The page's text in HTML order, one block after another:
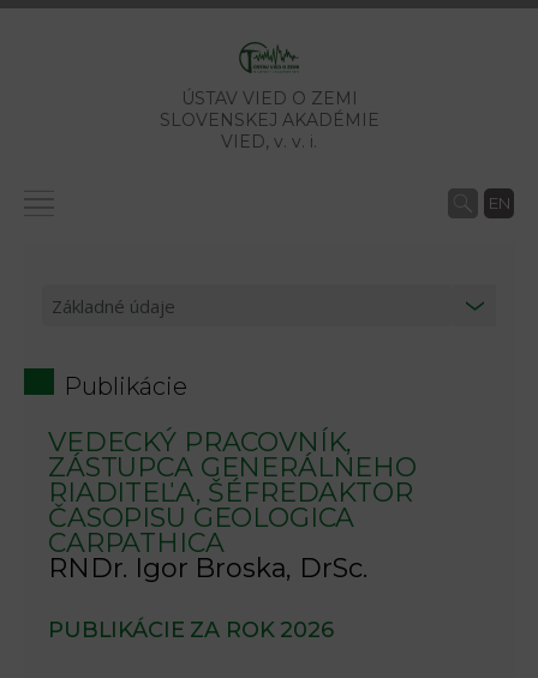
ÚSTAV VIED O ZEMI
SLOVENSKEJ AKADÉMIE
VIED, v. v. i.
EN
Publikácie
VEDECKÝ PRACOVNÍK,
ZÁSTUPCA GENERÁLNEHO
RIADITEĽA, ŠÉFREDAKTOR
ČASOPISU GEOLOGICA
CARPATHICA
RNDr. Igor Broska, DrSc.
PUBLIKÁCIE ZA ROK 2026